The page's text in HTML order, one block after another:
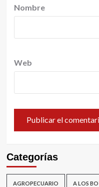
Nombre
Web
Categorías
AGROPECUARIO A LOS